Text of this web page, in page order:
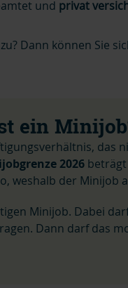
und privat
Dann können Sie
ein
das
2026 beträgt
weshalb der Minijob
Minijob. Dabei
Dann darf das